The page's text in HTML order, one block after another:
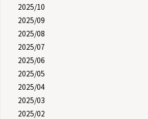
2025/10
2025/09
2025/08
2025/07
2025/06
2025/05
2025/04
2025/03
2025/02